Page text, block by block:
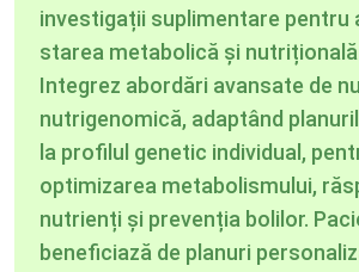
investigații suplimentare pentru
starea metabolică și
Integrez abordări avansate de
nutrigenomică, adaptând
la profilul genetic individual,
optimizarea metabolismului,
nutrienți și prevenția bolilor.
beneficiază de planuri